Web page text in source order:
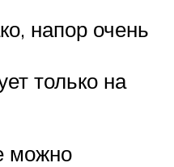
напор очень
только на
можно